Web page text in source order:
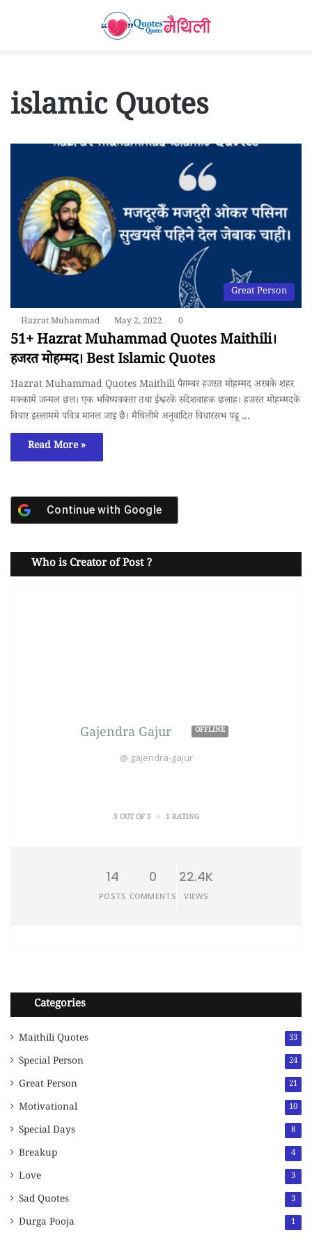
islamic Quotes
Great Person
Hazrat Muhammad May 2, 2022 0
51+ Hazrat Muhammad Quotes Maithili।
हजरत मोहम्मद। Best Islamic Quotes
Hazrat Muhammad Quotes Maithili पैग़म्बर हजरत मोहम्मद अरबके शहर
मक्कामे जन्मल छल। एक भविष्यवक्ता तथा ईश्वरके संदेशवाहक छलाह। हजरत मोहम्मदके
विचार इस्लाममे पवित्र मानल जाइ छै। मैथिलीमे अनुवादित विचारसभ पढू …
Read More »
Continue with Google
Who is Creator of Post ?
Gajendra Gajur OFFLINE
@ gajendra-gajur
5 OUT OF 5 • 1 RATING
14
POSTS
0
COMMENTS
22.4K
VIEWS
Categories
Maithili Quotes 33
Special Person 24
Great Person 21
Motivational 10
Special Days 8
Breakup 4
Love 3
Sad Quotes 3
Durga Pooja 1